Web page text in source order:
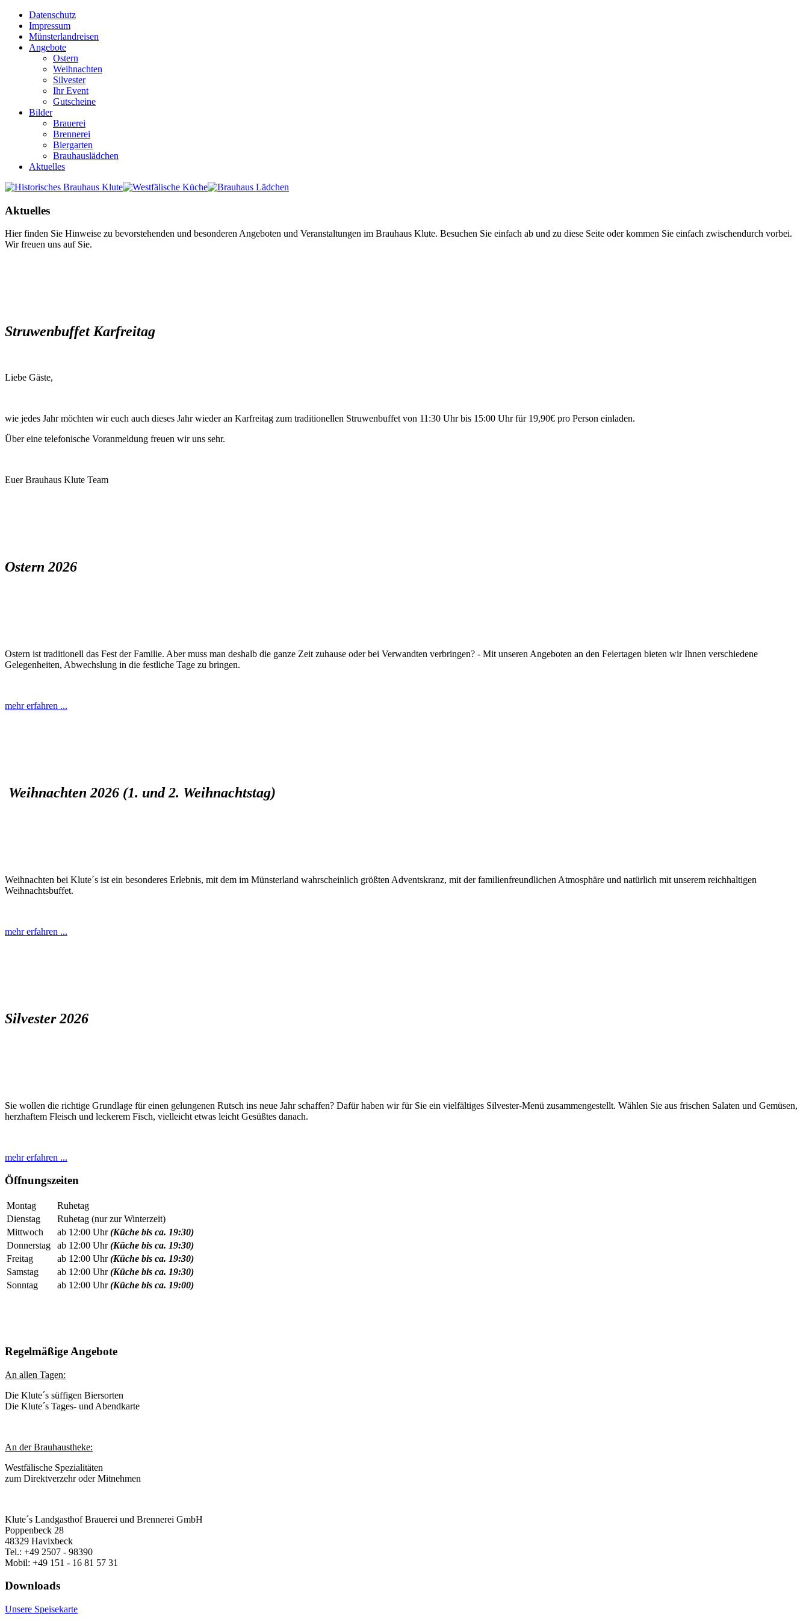
Datenschutz
Impressum
Münsterlandreisen
Angebote
Ostern
Weihnachten
Silvester
Ihr Event
Gutscheine
Bilder
Brauerei
Brennerei
Biergarten
Brauhauslädchen
Aktuelles
Aktuelles
Hier finden Sie Hinweise zu bevorstehenden und besonderen Angeboten und Veranstaltungen im Brauhaus Klute. Besuchen Sie einfach ab und zu diese Seite oder kommen Sie einfach zwischendurch vorbei.
Wir freuen uns auf Sie.
Struwenbuffet Karfreitag
Liebe Gäste,
wie jedes Jahr möchten wir euch auch dieses Jahr wieder an Karfreitag zum traditionellen Struwenbuffet von 11:30 Uhr bis 15:00 Uhr für 19,90€ pro Person einladen.
Über eine telefonische Voranmeldung freuen wir uns sehr.
Euer Brauhaus Klute Team
Ostern 2026
Ostern ist traditionell das Fest der Familie. Aber muss man deshalb die ganze Zeit zuhause oder bei Verwandten verbringen? - Mit unseren Angeboten an den Feiertagen bieten wir Ihnen verschiedene
Gelegenheiten, Abwechslung in die festliche Tage zu bringen.
mehr erfahren ...
Weihnachten 2026 (1. und 2. Weihnachtstag)
Weihnachten bei Klute´s ist ein besonderes Erlebnis, mit dem im Münsterland wahrscheinlich größten Adventskranz, mit der familienfreundlichen Atmosphäre und natürlich mit unserem reichhaltigen
Weihnachtsbuffet.
mehr erfahren ...
Silvester 2026
Sie wollen die richtige Grundlage für einen gelungenen Rutsch ins neue Jahr schaffen? Dafür haben wir für Sie ein vielfältiges Silvester-Menü zusammengestellt. Wählen Sie aus frischen Salaten und Gemüsen,
herzhaftem Fleisch und leckerem Fisch, vielleicht etwas leicht Gesüßtes danach.
mehr erfahren ...
Öffnungszeiten
Montag
Ruhetag
Dienstag
Ruhetag (nur zur Winterzeit)
Mittwoch
ab 12:00 Uhr(Küche bis ca. 19:30)
Donnerstag
ab 12:00 Uhr(Küche bis ca. 19:30)
Freitag
ab 12:00 Uhr(Küche bis ca. 19:30)
Samstag
ab 12:00 Uhr(Küche bis ca. 19:30)
Sonntag
ab 12:00 Uhr(Küche bis ca. 19:00)
Regelmäßige Angebote
An allen Tagen:
Die Klute´s süffigen Biersorten
Die Klute´s Tages- und Abendkarte
An der Brauhaustheke:
Westfälische Spezialitäten
zum Direktverzehr oder Mitnehmen
Klute´s Landgasthof Brauerei und Brennerei GmbH
Poppenbeck 28
48329 Havixbeck
Tel.: +49 2507 - 98390
Mobil: +49 151 - 16 81 57 31
Downloads
Unsere Speisekarte